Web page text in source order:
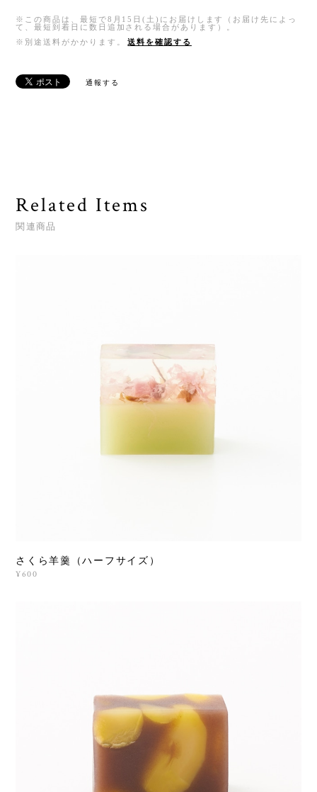
※この商品は、最短で8月15日(土)にお届けします（お届け先によっ
て、最短到着日に数日追加される場合があります）。
※別途送料がかかります。
送料を確認する
通報する
Related Items
関連商品
さくら羊羹（ハーフサイズ）
¥600